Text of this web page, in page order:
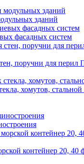
зданий
фасадных систем
поручни для перил
хомутов,
контейнер 20, 40